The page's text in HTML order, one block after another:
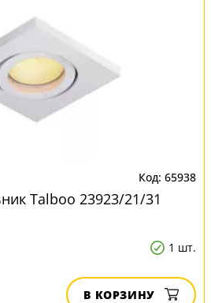
65938
Talboo 23923/21/31
1 шт.
В КОРЗИНУ